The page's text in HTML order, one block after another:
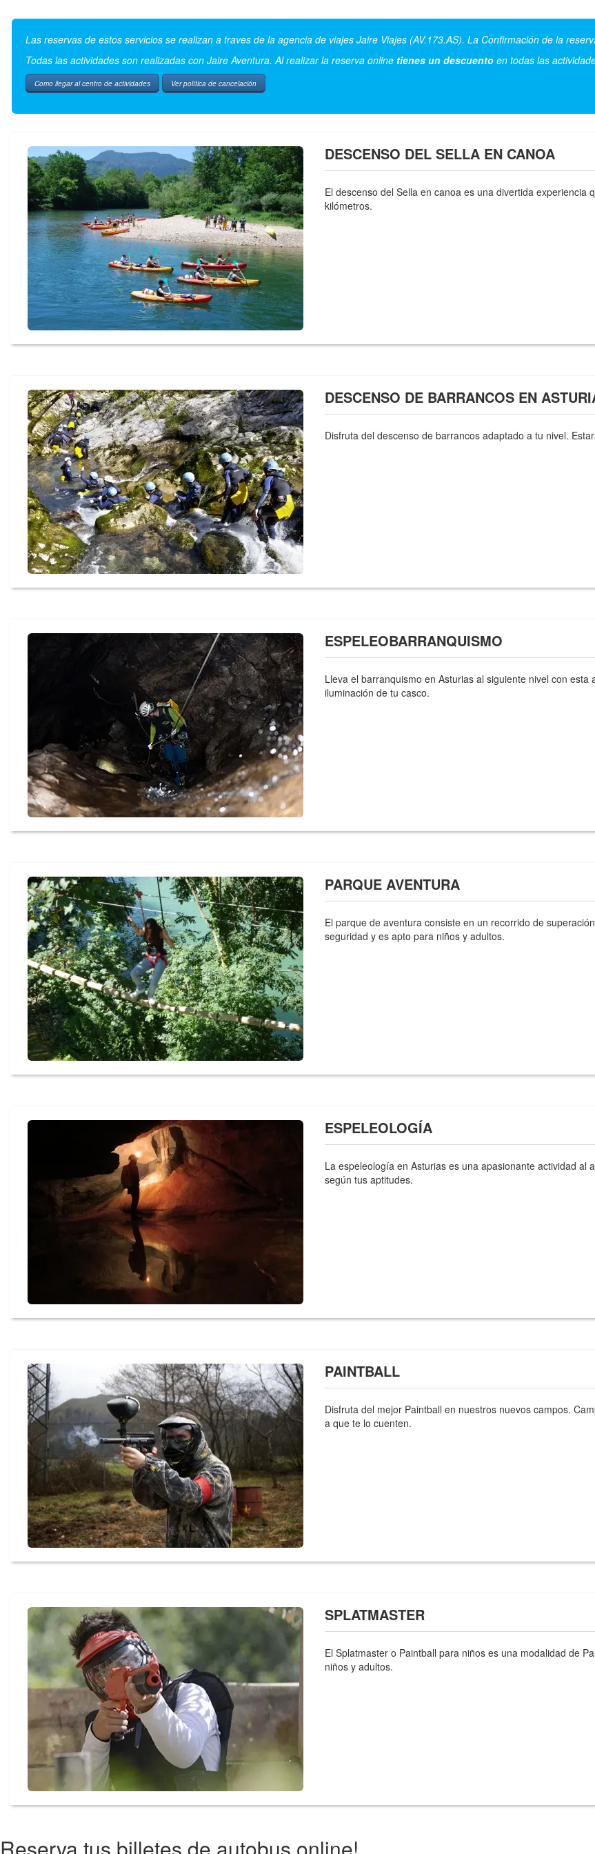
Las reservas de estos servicios se realizan a traves de la agencia de viajes Jaire Viajes (AV.173.AS). La Confirmación de la
Todas las actividades son realizadas con Jaire Aventura. Al realizar la reserva online tienes un descuento en todas las
Como llegar al centro de actividades Ver política de cancelación
DESCENSO DEL SELLA EN CANOA
El descenso del Sella en canoa es una divertida
kilómetros.
DESCENSO DE BARRANCOS EN
Disfruta del descenso de barrancos adaptado a tu nivel.
ESPELEOBARRANQUISMO
Lleva el barranquismo en Asturias al siguiente nivel con
iluminación de tu casco.
PARQUE AVENTURA
El parque de aventura consiste en un recorrido de
seguridad y es apto para niños y adultos.
ESPELEOLOGÍA
La espeleología en Asturias es una apasionante actividad
según tus aptitudes.
PAINTBALL
Disfruta del mejor Paintball en nuestros nuevos campos.
a que te lo cuenten.
SPLATMASTER
El Splatmaster o Paintball para niños es una modalidad de
niños y adultos.